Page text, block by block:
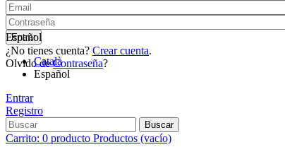
¿No tienes cuenta? Crear cuenta.
Olvido deContraseña?
Español
Català
Español
Entrar
Registro
Buscar
Carrito: 0 producto Productos (vacío)